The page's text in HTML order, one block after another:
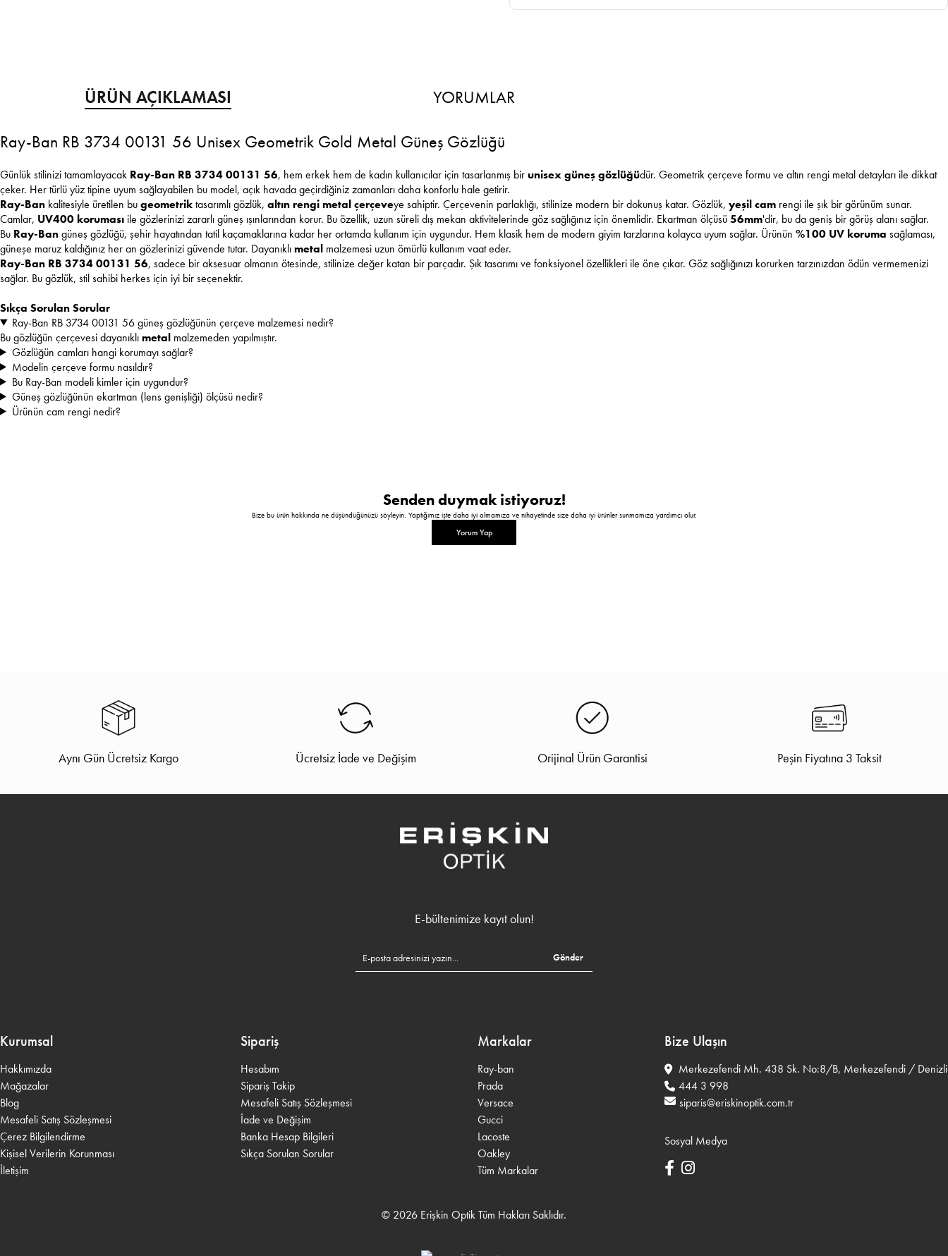
ÜRÜN AÇIKLAMASI YORUMLAR
Ray-Ban RB 3734 00131 56 Unisex Geometrik Gold Metal Güneş Gözlüğü
Günlük stilinizi tamamlayacak Ray-Ban RB 3734 00131 56, hem erkek hem de kadın kullanıcılar için tasarlanmış birunisex güneş gözlüğüdür. Geometrik çerçeve formu ve altın rengi metal detayları ile dikkat
çeker. Her türlü yüz tipine uyum sağlayabilen bu model, açık havada geçirdiğiniz zamanları daha konforlu hale getirir.
Ray-Ban kalitesiyle üretilen bugeometriktasarımlı gözlük, altın rengimetal çerçeveye sahiptir. Çerçevenin parlaklığı, stilinize modern bir dokunuş katar. Gözlük, yeşil cam rengi ile şık bir görünüm sunar.
Camlar, UV400 koruması ile gözlerinizi zararlı güneş ışınlarından korur. Bu özellik, uzun süreli dış mekan aktivitelerinde göz sağlığınız için önemlidir. Ekartman ölçüsü56mm'dir, bu da geniş bir görüş alanı sağlar.
Bu Ray-Bangüneş gözlüğü, şehir hayatından tatil kaçamaklarına kadar her ortamda kullanım için uygundur. Hem klasik hem de modern giyim tarzlarına kolayca uyum sağlar. Ürünün %100 UV koruma sağlaması,
güneşe maruz kaldığınız her an gözlerinizi güvende tutar. Dayanıklımetal malzemesi uzun ömürlü kullanım vaat eder.
Ray-Ban RB 3734 00131 56, sadece bir aksesuar olmanın ötesinde, stilinize değer katan bir parçadır. Şık tasarımı ve fonksiyonel özellikleri ile öne çıkar. Göz sağlığınızı korurken tarzınızdan ödün vermemenizi
sağlar. Bu gözlük, stil sahibi herkes için iyi bir seçenektir.
Sıkça Sorulan Sorular
Ray-Ban RB 3734 00131 56 güneş gözlüğünün çerçeve malzemesi nedir?
Bu gözlüğün çerçevesi dayanıklımetal malzemeden yapılmıştır.
Gözlüğün camları hangi korumayı sağlar?
Modelin çerçeve formu nasıldır?
Bu Ray-Ban modeli kimler için uygundur?
Güneş gözlüğünün ekartman (lens genişliği) ölçüsü nedir?
Ürünün cam rengi nedir?
Senden duymak istiyoruz!
Bize bu ürün hakkında ne düşündüğünüzü söyleyin. Yaptığımız işte daha iyi olmamıza ve nihayetinde size daha iyi ürünler sunmamıza yardımcı olur.
Yorum Yap
Aynı Gün Ücretsiz Kargo Ücretsiz İade ve Değişim Orijinal Ürün Garantisi Peşin Fiyatına 3 Taksit
E-bültenimize kayıt olun!
Gönder
Kurumsal
Hakkımızda
Mağazalar
Blog
Mesafeli Satış Sözleşmesi
Çerez Bilgilendirme
Kişisel Verilerin Korunması
İletişim
Sipariş
Hesabım
Sipariş Takip
Mesafeli Satış Sözleşmesi
İade ve Değişim
Banka Hesap Bilgileri
Sıkça Sorulan Sorular
Markalar
Ray-ban
Prada
Versace
Gucci
Lacoste
Oakley
Tüm Markalar
Bize Ulaşın
Merkezefendi Mh. 438 Sk. No:8/B, Merkezefendi / Denizli
444 3 998
siparis@eriskinoptik.com.tr
Sosyal Medya
© 2026 Erişkin Optik Tüm Hakları Saklıdır.